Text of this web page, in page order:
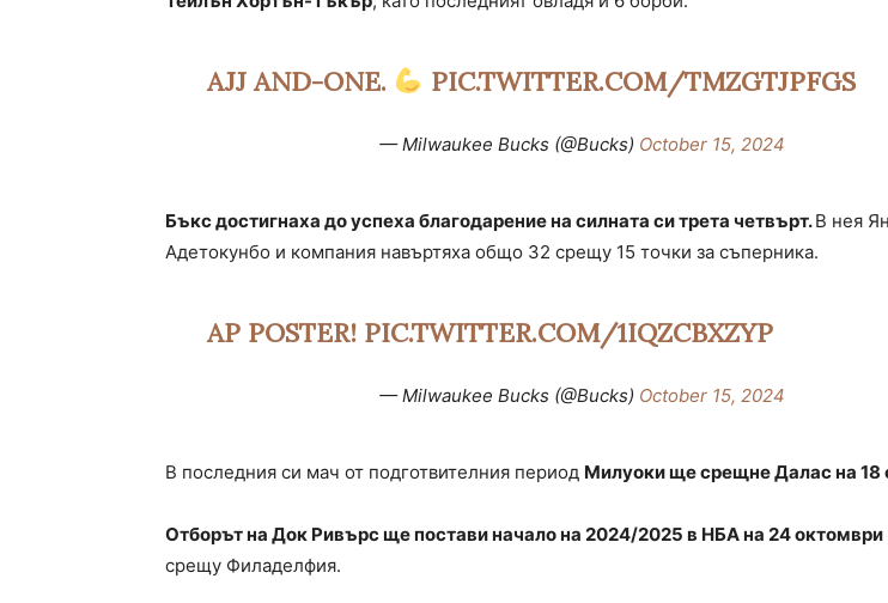
AJJ AND-ONE. PIC.TWITTER.COM/TMZGTJPFGS
— Milwaukee Bucks (@Bucks) October 15, 2024
Бъкс достигнаха до успеха благодарение на силната си трета четвърт.В нея
Адетокунбо и компания навъртяха общо 32 срещу 15 точки за съперника.
AP POSTER! PIC.TWITTER.COM/1IQZCBXZYP
— Milwaukee Bucks (@Bucks) October 15, 2024
В последния си мач от подготвителния период Милуоки ще срещне Далас на 18
Отборът на Док Ривърс ще постави начало на 2024/2025 в НБА на 24 октомври
срещу Филаделфия.